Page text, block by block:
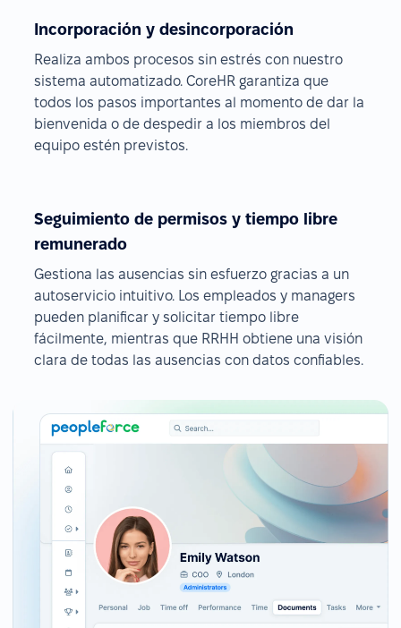
Incorporación y desincorporación
Realiza ambos procesos sin estrés con nuestro
sistema automatizado. CoreHR garantiza que
todos los pasos importantes al momento de dar la
bienvenida o de despedir a los miembros del
equipo estén previstos.
Seguimiento de permisos y tiempo libre
remunerado
Gestiona las ausencias sin esfuerzo gracias a un
autoservicio intuitivo. Los empleados y managers
pueden planificar y solicitar tiempo libre
fácilmente, mientras que RRHH obtiene una visión
clara de todas las ausencias con datos confiables.